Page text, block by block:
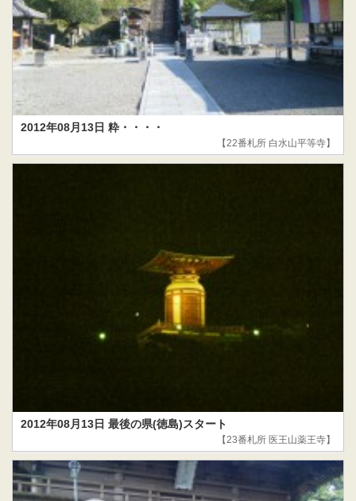
2012年08月13日 粋・・・・
【22番札所 白水山平等寺】
2012年08月13日 最後の県(徳島)スタート
【23番札所 医王山薬王寺】